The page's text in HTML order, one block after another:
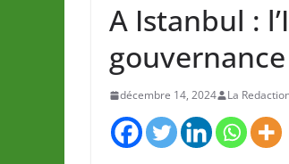
A Istanbul :
décembre 14, 2024 La